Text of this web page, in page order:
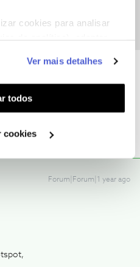
cookies para analisar
personalização e
aos seus interesses
Pode gerir a
em "Configurar
Ver mais detalhes
todos
cookies
Forum|Forum|1 year ago